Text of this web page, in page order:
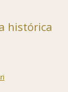
histórica